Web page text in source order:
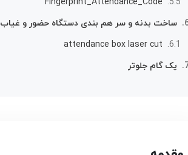
ساخت بدنه و سر هم بندی دستگاه حضور و غیاب
attendance box laser cut
یک گام جلوتر